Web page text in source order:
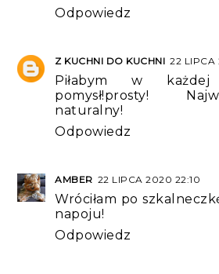
Odpowiedz
Z KUCHNI DO KUCHNI 22 LIPCA
Piłabym w
pomysł!prosty!
naturalny!
Odpowiedz
AMBER 22 LIPCA 2020 22:10
Wróciłam po
napoju!
Odpowiedz